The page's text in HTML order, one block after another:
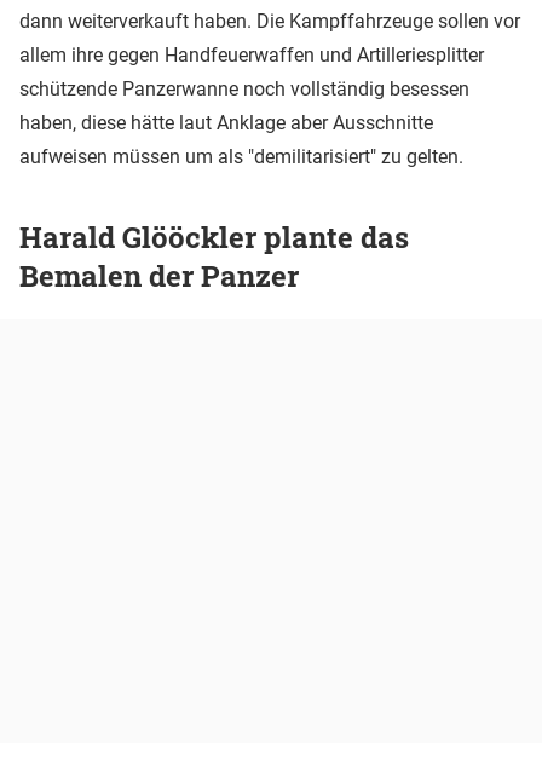
dann weiterverkauft haben. Die Kampffahrzeuge sollen vor
allem ihre gegen Handfeuerwaffen und Artilleriesplitter
schützende Panzerwanne noch vollständig besessen
haben, diese hätte laut Anklage aber Ausschnitte
aufweisen müssen um als "demilitarisiert" zu gelten.
Harald Glööckler plante das
Bemalen der Panzer